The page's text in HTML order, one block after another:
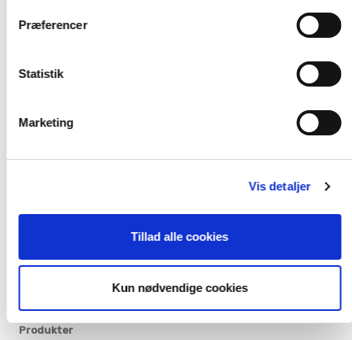
Præferencer
Statistik
Marketing
Vis detaljer
Tillad alle cookies
Kun nødvendige cookies
Produkter
Varmepumper til erhverv og industri
Presse
Billedbank
Cookiepolitik